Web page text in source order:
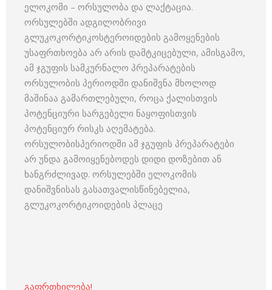
ელოკომი – ორსულობა და ლაქტაცია.
ორსულებში ადგილობრივი
გლუკოკორტიკოსტეროიდების გამოყენების
უსაფრთხოება არ არის დამტკიცებული, ამისგამო,
ამ ჯგუფის სამკურნალო პრეპარატების
ორსულობის პერიოდში დანიშვნა მხოლოდ
მაშინაა გამართლებული, როცა ქალისთვის
პოტენციური სარგებელი ნაყოფისთვის
პოტენციურ რისკს აღემატება.
ორსულობისპერიოდში ამ ჯგუფის პრეპარატები
არ უნდა გამოიყენებოდეს დიდი დოზებით ან
ხანგრძლივად. ორსულებში ელოკომის
დანიშვნისას გასათვალისწინებელია,
გლუკოკორტიკოიდების პლაცე
გაფრთხილება!